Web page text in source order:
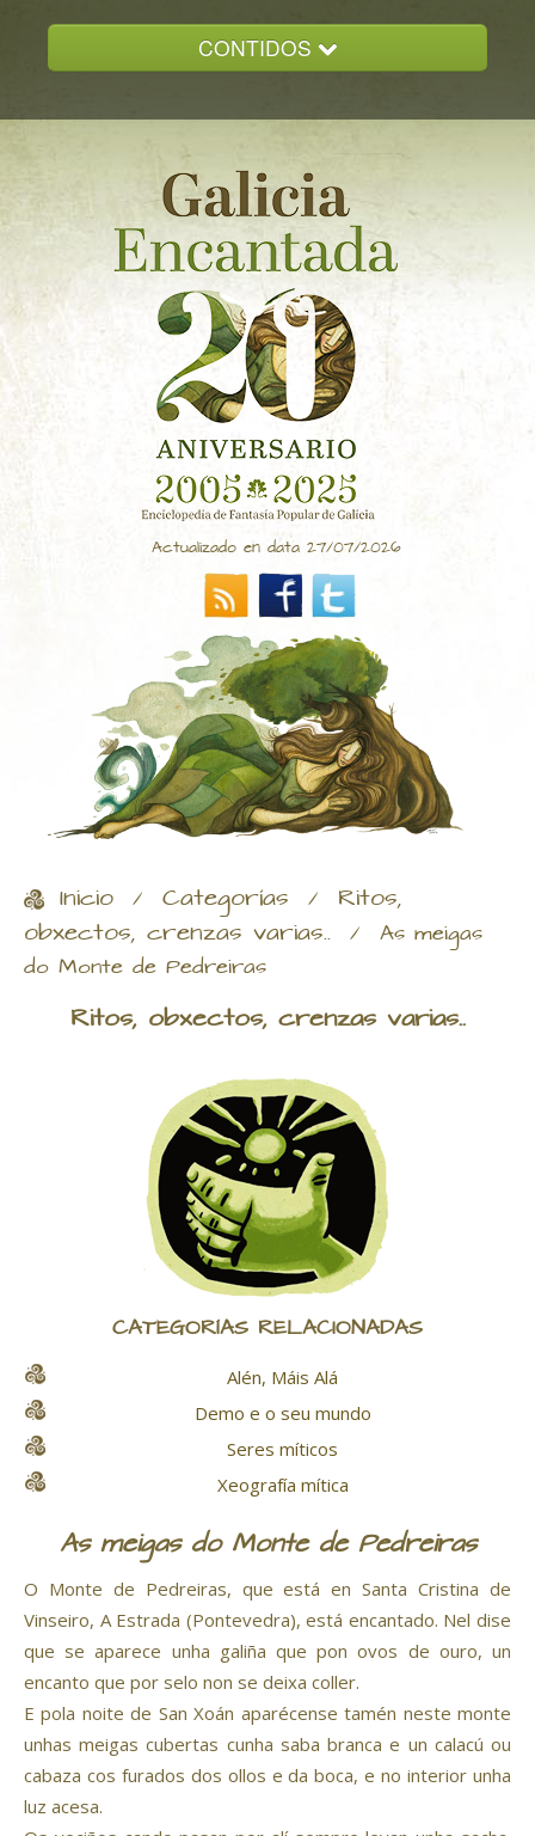
CONTIDOS
GALICIA ENCANTADA
DOCUMENTACION
NOVAS
CONTACTO
Actualizado en data 27/07/2026
Inicio / Categorías / Ritos,
obxectos, crenzas varias.. / As meigas
do Monte de Pedreiras
Ritos, obxectos, crenzas varias..
CATEGORÍAS RELACIONADAS
Alén, Máis Alá
Demo e o seu mundo
Seres míticos
Xeografía mítica
As meigas do Monte de Pedreiras
O Monte de Pedreiras, que está en Santa Cristina de
Vinseiro, A Estrada (Pontevedra), está encantado. Nel dise
que se aparece unha galiña que pon ovos de ouro, un
encanto que por selo non se deixa coller.
E pola noite de San Xoán aparécense tamén neste monte
unhas meigas cubertas cunha saba branca e un calacú ou
cabaza cos furados dos ollos e da boca, e no interior unha
luz acesa.